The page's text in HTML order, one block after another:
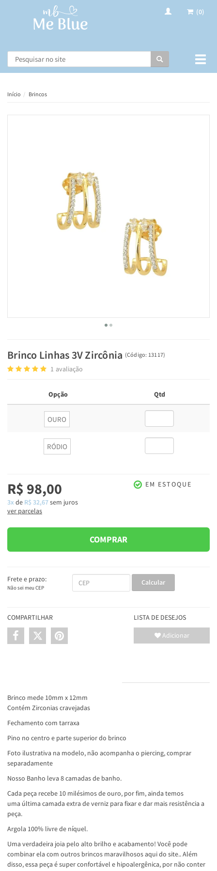
(0)
Busca
Início Brincos
Brinco Linhas 3V Zircônia (Código: 13117)
1 avaliação
Opção Qtd
OURO
RÓDIO
R$ 98,00
3x de R$ 32,67sem juros
ver parcelas
EM ESTOQUE
COMPRAR
Frete e prazo:
Não sei meu CEP
Calcular
COMPARTILHAR LISTA DE DESEJOS
Adicionar
Brinco mede 10mm x 12mm
Contém Zirconias cravejadas
Fechamento com tarraxa
Pino no centro e parte superior do brinco
Foto ilustrativa na modelo, não acompanha o piercing, comprar
separadamente
Nosso Banho leva 8 camadas de banho.
Cada peça recebe 10 milésimos de ouro, por fim, ainda temos
uma última camada extra de verniz para fixar e dar mais resistência a
peça.
Argola 100% livre de níquel.
Uma verdadeira joia pelo alto brilho e acabamento! Você pode
combinar ela com outros brincos maravilhosos aqui do site.. Além
disso, essa peça é super confortável e hipoalergênica, por não conter